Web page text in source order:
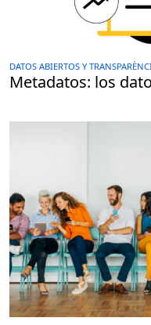
DATOS ABIERTOS Y
Metadatos: los